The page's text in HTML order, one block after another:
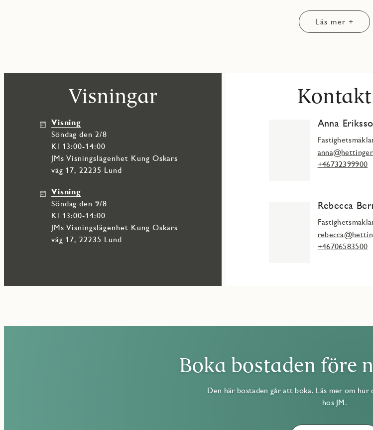
JM har ett trygghetspaket med möjlighet att skjuta på tillträdet upp till sex månader samt skydd mot dubbel
Läs mer +
Visningar
Visning
söndag den 2/8
Kl 13:00-14:00
JMs Visningslägenhet Kung Oskars
väg 17, 22235 Lund
Visning
söndag den 9/8
Kl 13:00-14:00
JMs Visningslägenhet Kung Oskars
väg 17, 22235 Lund
Kontakt
Anna
+46732399900
Rebecca
+46706583500
Boka bostaden före
Den här bostaden går att boka. Läs mer om
hos JM.